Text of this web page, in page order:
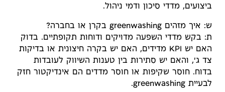
ביצועים, מדדי סיכון ודמי ניהול.
ש: איך מזהים greenwashing בקרן או בחברה?
ת: בקש מדדי השפעה מדויקים ודוחות תקופתיים. בדוק
האם יש KPI מדידים, האם יש בקרה חיצונית או בדיקות
צד ג', והאם יש סתירות בין טענות השיווק לעובדות
בדוח. חוסר שקיפות או חוסר מדדים הם אינדיקטור חזק
לבעיית greenwashing.